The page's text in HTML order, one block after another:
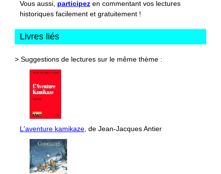
Vous aussi, participez en commentant vos lectures
historiques facilement et gratuitement !
Livres liés
> Suggestions de lectures sur le même thème :
L'aventure kamikaze , de Jean-Jacques Antier